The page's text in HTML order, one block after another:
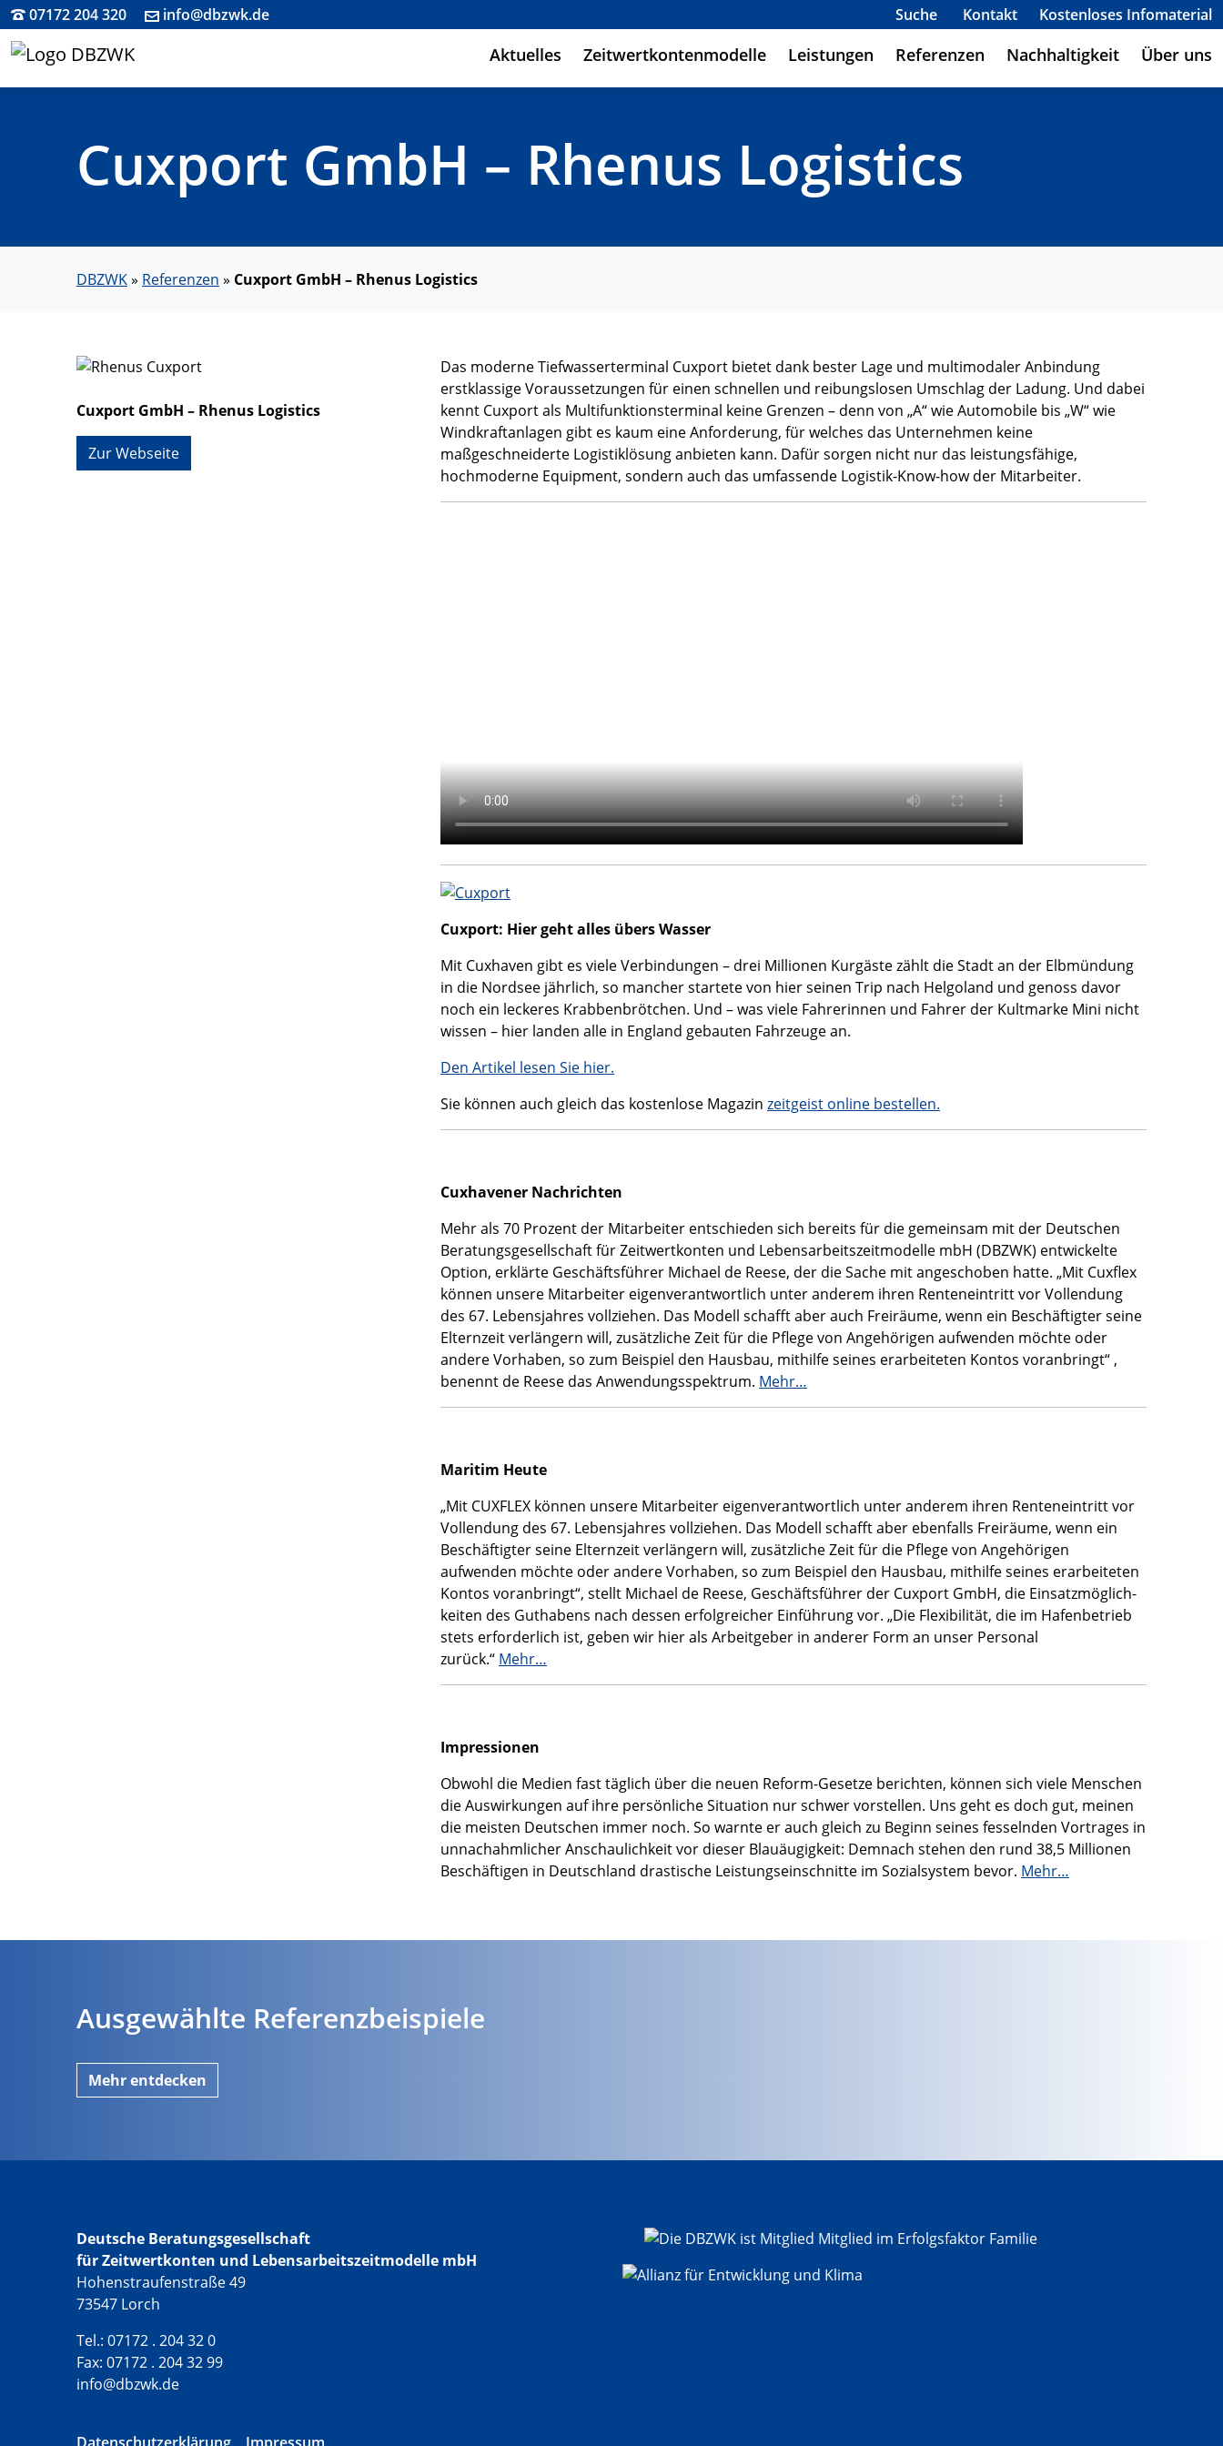
07172 204 320 info@dbzwk.de Suche Kontakt Kostenloses Infomaterial
Aktuelles Zeitwertkontenmodelle Leistungen Referenzen Nachhaltigkeit Über uns
Cuxport GmbH – Rhenus Logistics
DBZWK» Referenzen » Cuxport GmbH – Rhenus Logistics
Cuxport GmbH – Rhenus Logistics
Zur Webseite
Das moderne Tiefwasserterminal Cuxport bietet dank bester Lage und multimodaler Anbindung
erstklassige Voraussetzungen für einen schnellen und reibungslosen Umschlag der Ladung. Und dabei
kennt Cuxport als Multifunktionsterminal keine Grenzen – denn von „A“ wie Automobile bis „W“ wie
Windkraftanlagen gibt es kaum eine Anforderung, für welches das Unternehmen keine
maßgeschneiderte Logistiklösung anbieten kann. Dafür sorgen nicht nur das leistungsfähige,
hochmoderne Equipment, sondern auch das umfassende Logistik-Know-how der Mitarbeiter.
Cuxport: Hier geht alles übers Wasser
Mit Cuxhaven gibt es viele Verbindungen – drei Millionen Kurgäste zählt die Stadt an der Elbmündung
in die Nordsee jährlich, so mancher startete von hier seinen Trip nach Helgoland und genoss davor
noch ein leckeres Krabbenbrötchen. Und – was viele Fahrerinnen und Fahrer der Kultmarke Mini nicht
wissen – hier landen alle in England gebauten Fahrzeuge an.
Den Artikel lesen Sie hier.
Sie können auch gleich das kostenlose Magazin zeitgeist online bestellen.
Cuxhavener Nachrichten
Mehr als 70 Prozent der Mitar­beiter entschieden sich bereits für die gemeinsam mit der Deutschen
Beratungsgesellschaft für Zeit­wertkonten und Lebensarbeits­zeitmodelle mbH (DBZWK) entwickel­te
Option, erklärte Geschäftsfüh­rer Michael de Reese, der die Sa­che mit angeschoben hatte. „Mit Cuxflex
können unsere Mitarbei­ter eigenverantwortlich unter an­derem ihren Renteneintritt vor Vollendung
des 67. Lebensjahres vollziehen. Das Modell schafft aber auch Freiräume, wenn ein Beschäftigter seine
Elternzeit ver­längern will, zusätzliche Zeit für die Pflege von Angehörigen aufwenden möchte oder
andere Vor­haben, so zum Beispiel den Haus­bau, mithilfe seines erarbeiteten Kontos voranbringt“ ,
benennt de Reese das Anwendungsspektrum. Mehr…
Maritim Heute
„Mit CUXFLEX können unsere Mitarbeiter eigen­verantwortlich unter anderem ihren Renten­eintritt vor
Vollendung des 67. Lebensjahres vollziehen. Das Modell schafft aber ebenfalls Freiräume, wenn ein
Beschäftigter seine Elternzeit verlängern will, zusätzliche Zeit für die Pflege von Angehörigen
aufwenden möchte oder andere Vorhaben, so zum Beispiel den Haus­bau, mithilfe seines erarbeiteten
Kontos voranbringt“, stellt Michael de Reese, Geschäfts­führer der Cuxport GmbH, die Einsatzmöglich­
keiten des Guthabens nach dessen erfolgreicher Einführung vor. „Die Flexibilität, die im Hafen­betrieb
stets erforderlich ist, geben wir hier als Arbeitgeber in anderer Form an unser Personal
zurück.“ Mehr…
Impressionen
Obwohl die Medien fast täglich über die neuen Reform-Gesetze berichten, können sich viele Menschen
die Auswirkungen auf ihre persönliche Situation nur schwer vorstellen. Uns geht es doch gut, meinen
die meisten Deutschen immer noch. So warnte er auch gleich zu Beginn seines fesselnden Vortrages in
unnachahmlicher Anschaulichkeit vor dieser Blauäugigkeit: Demnach stehen den rund 38,5 Millionen
Beschäftigen in Deutschland drastische Leistungseinschnitte im Sozialsystem bevor. Mehr…
Ausgewählte Referenzbeispiele
Mehr entdecken
Deutsche Beratungsgesellschaft
für Zeitwertkonten und Lebensarbeitszeitmodelle mbH
Hohenstraufenstraße 49
73547 Lorch
Tel.: 07172 . 204 32 0
Fax: 07172 . 204 32 99
info@dbzwk.de